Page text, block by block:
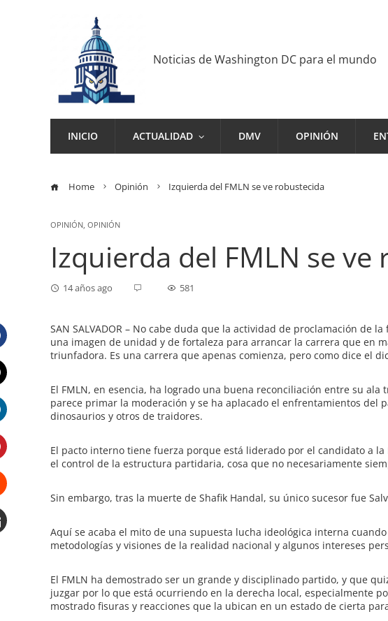
Noticias de Washington DC para el mundo
INICIO ACTUALIDAD DMV OPINIÓN
Home Opinión Izquierda del FMLN se ve robustecida
OPINIÓN, OPINIÓN
Izquierda del FMLN se ve
14 años ago 581
SAN SALVADOR – No cabe duda que la actividad de proclamación de
una imagen de unidad y de fortaleza para arrancar la carrera que en
triunfadora. Es una carrera que apenas comienza, pero como dice el
El FMLN, en esencia, ha logrado una buena reconciliación entre su
parece primar la moderación y se ha aplacado el enfrentamientos del
dinosaurios y otros de traidores.
El pacto interno tiene fuerza porque está liderado por el candidato a
el control de la estructura partidaria, cosa que no necesariamente
Sin embargo, tras la muerte de Shafik Handal, su único sucesor fue
Aquí se acaba el mito de una supuesta lucha ideológica interna
metodologías y visiones de la realidad nacional y algunos intereses
El FMLN ha demostrado ser un grande y disciplinado partido, y que
juzgar por lo que está ocurriendo en la derecha local, especialmente
mostrado fisuras y reacciones que la ubican en un estado de cierta